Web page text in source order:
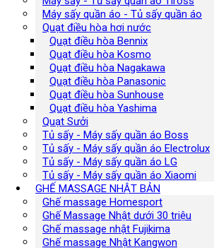
Máy sấy quần áo - Tủ sấy quần áo
Quạt điều hòa hơi nước
Quạt điều hòa Bennix
Quạt điều hòa Kosmo
Quạt điều hòa Nagakawa
Quạt điều hòa Panasonic
Quạt điều hòa Sunhouse
Quạt điều hòa Yashima
Quạt Sưởi
Tủ sấy - Máy sấy quần áo Boss
Tủ sấy - Máy sấy quần áo Electrolux
Tủ sấy - Máy sấy quần áo LG
Tủ sấy - Máy sấy quần áo Xiaomi
GHẾ MASSAGE NHẬT BẢN
Ghế massage Homesport
Ghế Massage Nhật dưới 30 triệu
Ghế massage nhật Fujikima
Ghế massage Nhật Kangwon